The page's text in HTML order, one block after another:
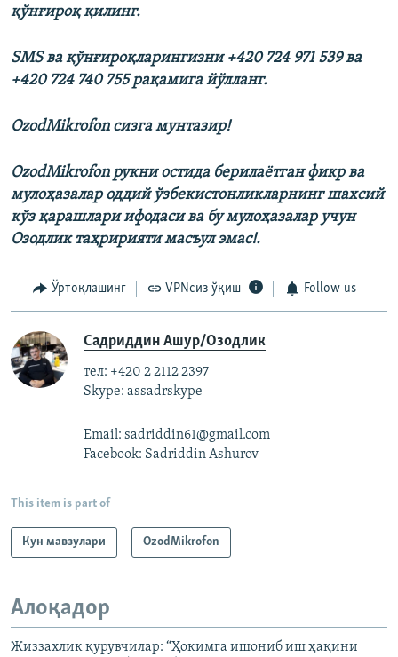
қўнғироқ қилинг.
SMS ва қўнғироқларингизни +420 724 971 539 ва
+420 724 740 755 рақамига йўлланг.
OzodMikrofon сизга мунтазир!
OzodMikrofon рукни остида берилаëтган фикр ва
мулоҳазалар оддий ўзбекистонликларнинг шахсий
кўз қарашлари ифодаси ва бу мулоҳазалар учун
Озодлик таҳририяти масъул эмас!.
Ўртоқлашинг VPNсиз ўқиш Follow us
Садриддин Ашур/Озодлик
тел: +420 2 2112 2397
Skype: assadrskype
Email: sadriddin61@gmail.com
Facebook: Sadriddin Ashurov
This item is part of
Кун мавзулари OzodMikrofon
Алоқадор
Жиззахлик қурувчилар: “Ҳокимга ишониб иш ҳақини